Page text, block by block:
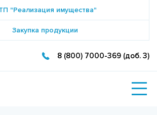
"Реализация имущества"
Закупка продукции
8 (800) 7000-369 (доб. 3)